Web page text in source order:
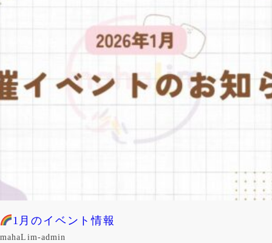
1月のイベント情報
mahaLim-admin